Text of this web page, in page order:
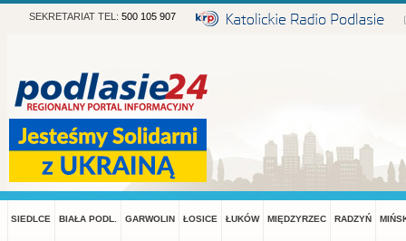
SEKRETARIAT TEL: 500 105 907
SIEDLCE BIAŁA PODL. GARWOLIN ŁOSICE ŁUKÓW MIĘDZYRZEC RADZYŃ